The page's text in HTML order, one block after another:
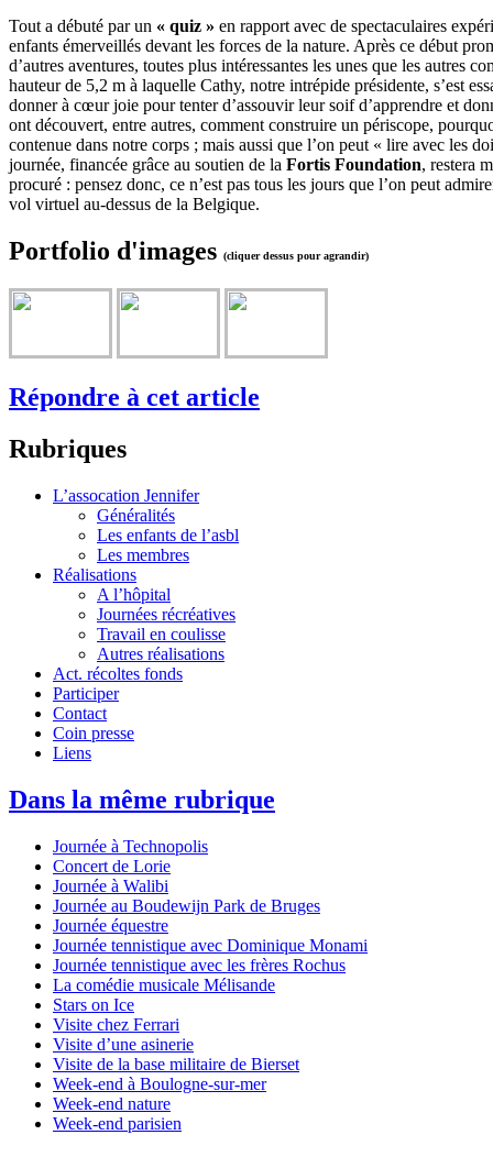
Tout a débuté par un « quiz » en rapport avec de spectaculaires
enfants émerveillés devant les forces de la nature. Après ce début
d’autres aventures, toutes plus intéressantes les unes que les autres
hauteur de 5,2 m à laquelle Cathy, notre intrépide présidente, s’est
donner à cœur joie pour tenter d’assouvir leur soif d’apprendre et
ont découvert, entre autres, comment construire un périscope,
contenue dans notre corps ; mais aussi que l’on peut « lire avec les
journée, financée grâce au soutien de la Fortis Foundation, restera
procuré : pensez donc, ce n’est pas tous les jours que l’on peut
vol virtuel au-dessus de la Belgique.
Portfolio d'images (cliquer dessus pour agrandir)
Répondre à cet article
Rubriques
L’assocation Jennifer
Généralités
Les enfants de l’asbl
Les membres
Réalisations
A l’hôpital
Journées récréatives
Travail en coulisse
Autres réalisations
Act. récoltes fonds
Participer
Contact
Coin presse
Liens
Dans la même rubrique
Journée à Technopolis
Concert de Lorie
Journée à Walibi
Journée au Boudewijn Park de Bruges
Journée équestre
Journée tennistique avec Dominique Monami
Journée tennistique avec les frères Rochus
La comédie musicale Mélisande
Stars on Ice
Visite chez Ferrari
Visite d’une asinerie
Visite de la base militaire de Bierset
Week-end à Boulogne-sur-mer
Week-end nature
Week-end parisien